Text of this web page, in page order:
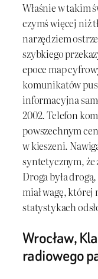
Właśnie w takim
czymś więcej niż
narzędziem
szybkiego
epoce map
komunikatów
informacyjna
2002. Telefon
powszechnym
w kieszeni.
syntetycznym, że
Droga była
miał wagę,
statystykach
Wrocław,
radiowego